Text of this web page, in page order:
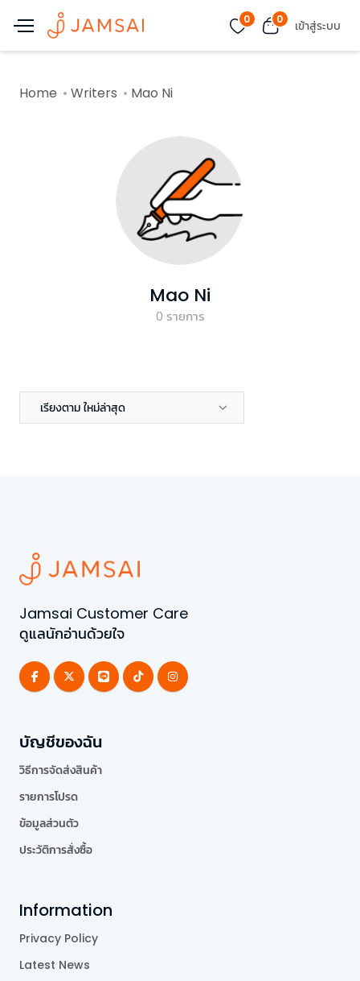
0 0 เข้าสู่ระบบ
Home Writers Mao Ni
Mao Ni
0 รายการ
เรียงตาม ใหม่ล่าสุด
Jamsai Customer Care
ดูแลนักอ่านด้วยใจ
บัญชีของฉัน
วิธีการจัดส่งสินค้า
รายการโปรด
ข้อมูลส่วนตัว
ประวัติการสั่งซื้อ
Information
Privacy Policy
Latest News